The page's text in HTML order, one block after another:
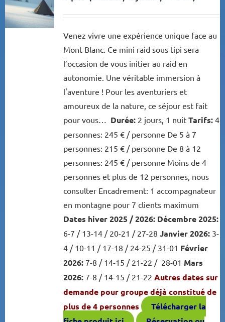
Venez vivre une expérience unique face au
Mont Blanc. Ce mini raid sous tipi sera
l’occasion de vous initier au raid en
autonomie. Une véritable immersion à
l'aventure ! Pour les aventuriers et
amoureux de la nature, ce séjour est fait
pour vous…
Durée:2 jours, 1 nuit Tarifs:4
personnes: 245 € / personne De 5 à 7
personnes: 215 € / personne De 8 à 12
personnes: 245 € / personne Moins de 4
personnes et plus de 12 personnes, nous
consulter Encadrement: 1 accompagnateur
en montagne pour 7 clients maximum
Dates hiver 2025 / 2026: Décembre 2025:
6-7 / 13-14 / 20-21 / 27-28 Janvier 2026:3-
4 / 10-11 / 17-18 / 24-25 / 31-01 Février
2026:7-8 / 14-15 / 21-22 / 28-01 Mars
2026:7-8 / 14-15 / 21-22 Autres dates sur
demande pour groupe déjà constitué de
plus de 4 personnes
Télécharger la